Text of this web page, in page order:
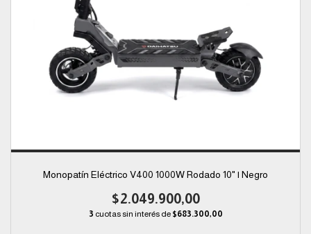
Monopatín Eléctrico V400 1000W Rodado 10" | Negro
$2.049.900,00
3 cuotas sin interés de $683.300,00